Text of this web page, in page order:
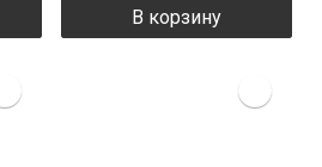
В корзину